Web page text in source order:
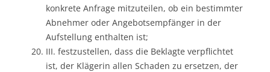
konkrete Anfrage mitzuteilen, ob ein bestimmter
Abnehmer oder Angebotsempfänger in der
Aufstellung enthalten ist;
III. festzustellen, dass die Beklagte verpflichtet
ist, der Klägerin allen Schaden zu ersetzen, der